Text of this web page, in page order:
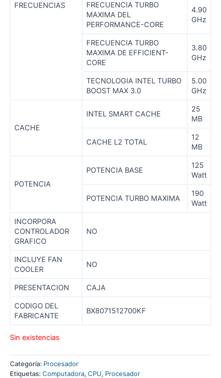
FRECUENCIAS
FRECUENCIA TURBO
MAXIMA DEL
PERFORMANCE-CORE
4.90
GHz
FRECUENCIA TURBO
MAXIMA DE EFFICIENT-
CORE
3.80
GHz
TECNOLOGIA INTEL TURBO
BOOST MAX 3.0
5.00
GHz
CACHE
INTEL SMART CACHE
25
MB
CACHE L2 TOTAL
12
MB
POTENCIA
POTENCIA BASE
125
Watt
POTENCIA TURBO MAXIMA
190
Watt
INCORPORA
CONTROLADOR
GRAFICO
NO
INCLUYE FAN
COOLER
NO
PRESENTACION CAJA
CODIGO DEL
FABRICANTE
BX8071512700KF
Sin existencias
Categoría: Procesador
Etiquetas: Computadora, CPU, Procesador